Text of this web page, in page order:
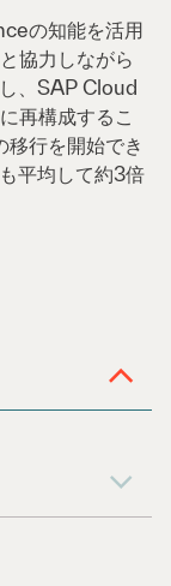
の知能を活用
協力しながら
、SAP Cloud
再構成するこ
行を開始でき
平均して約3倍